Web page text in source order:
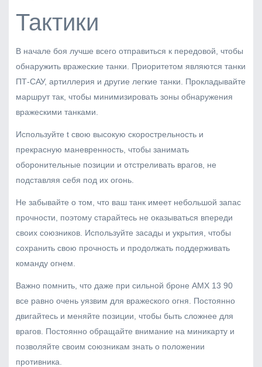
Тактики
В начале боя лучше всего отправиться к передовой, чтобы
обнаружить вражеские танки. Приоритетом являются танки
ПТ-САУ, артиллерия и другие легкие танки. Прокладывайте
маршрут так, чтобы минимизировать зоны обнаружения
вражескими танками.
Используйте t свою высокую скорострельность и
прекрасную маневренность, чтобы занимать
оборонительные позиции и отстреливать врагов, не
подставляя себя под их огонь.
Не забывайте о том, что ваш танк имеет небольшой запас
прочности, поэтому старайтесь не оказываться впереди
своих союзников. Используйте засады и укрытия, чтобы
сохранить свою прочность и продолжать поддерживать
команду огнем.
Важно помнить, что даже при сильной броне AMX 13 90
все равно очень уязвим для вражеского огня. Постоянно
двигайтесь и меняйте позиции, чтобы быть сложнее для
врагов. Постоянно обращайте внимание на миникарту и
позволяйте своим союзникам знать о положении
противника.